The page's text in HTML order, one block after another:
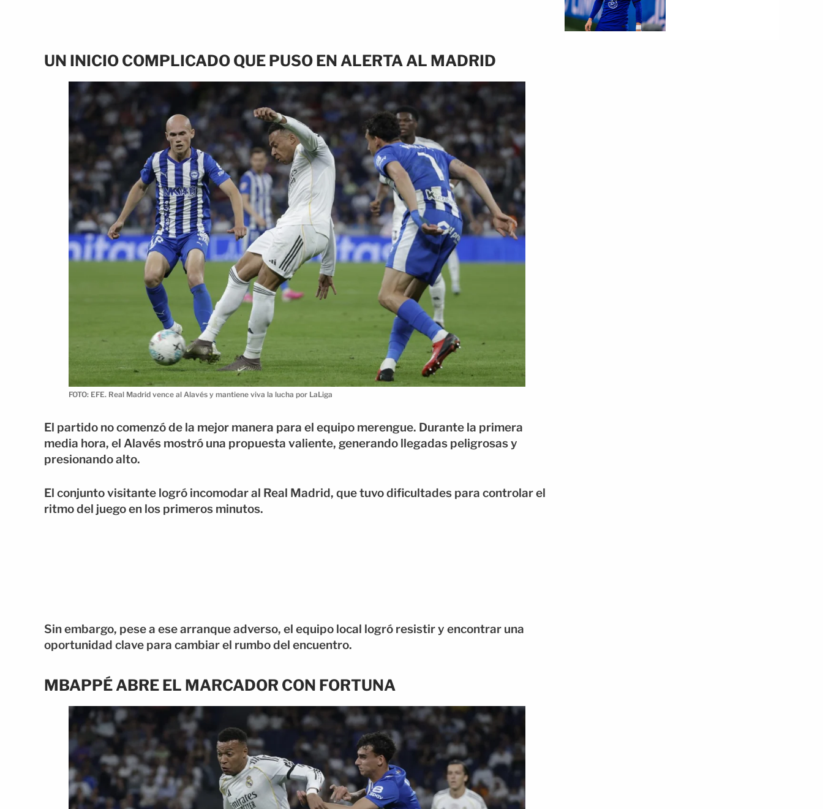
UN INICIO COMPLICADO QUE PUSO EN ALERTA AL MADRID
FOTO: EFE. Real Madrid vence al Alavés y mantiene viva la lucha por LaLiga
El partido no comenzó de la mejor manera para el equipo merengue. Durante la primera
media hora, el Alavés mostró una propuesta valiente, generando llegadas peligrosas y
presionando alto.
El conjunto visitante logró incomodar al Real Madrid, que tuvo dificultades para controlar el
ritmo del juego en los primeros minutos.
Sin embargo, pese a ese arranque adverso, el equipo local logró resistir y encontrar una
oportunidad clave para cambiar el rumbo del encuentro.
MBAPPÉ ABRE EL MARCADOR CON FORTUNA